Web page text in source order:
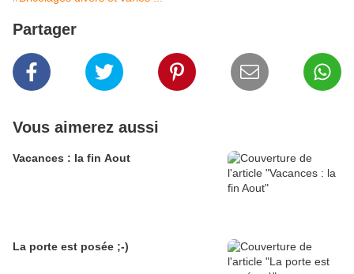
Partager
Vous aimerez aussi
Vacances : la fin Aout
La porte est posée ;-)